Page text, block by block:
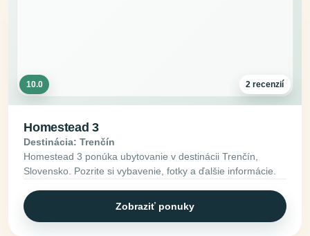
10.0 2 recenzií
Homestead 3
Destinácia: Trenčín
Homestead 3 ponúka ubytovanie v destinácii Trenčín,
Slovensko. Pozrite si vybavenie, fotky a ďalšie informácie.
Zobraziť ponuky